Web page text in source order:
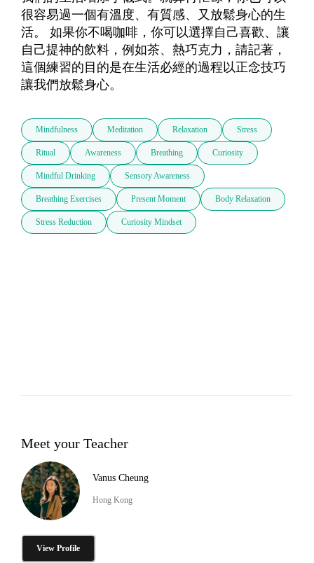
很容易過一個有溫度、有質感、又放鬆身心的生
活。 如果你不喝咖啡，你可以選擇自己喜歡、讓
自己提神的飲料，例如茶、熱巧克力，請記著，
這個練習的目的是在生活必經的過程以正念技巧
讓我們放鬆身心。
Mindfulness Meditation Relaxation Stress
Ritual Awareness Breathing Curiosity
Mindful Drinking Sensory Awareness
Breathing Exercises Present Moment Body Relaxation
Stress Reduction Curiosity Mindset
Meet your Teacher
Vanus Cheung
Hong Kong
View Profile